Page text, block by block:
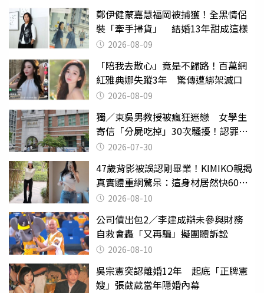
鄭伊健蒙嘉慧福岡被捕獲！全黑情侶
裝「牽手掃貨」 結婚13年甜成這樣
2026-08-09
「陪我去散心」竟是不歸路！百萬網
紅雅典娜失蹤3年 驚傳遭綁架滅口
2026-08-09
獨／東吳男教授被瘋狂迷戀 女學生
寄信「分屍吃掉」30次騷擾！認罪免
關 2026-07-30
47歲背影被誤認剛畢業！KIMIKO親揭
真實體重網驚呆：這身材居然快60公
斤？2026-08-10
公司債出包2／李建成辯未參與財務
自救會轟「又再騙」擬團體訴訟
2026-08-10
吳宗憲突認離婚12年 起底「正牌憲
嫂」張葳葳當年隱婚內幕